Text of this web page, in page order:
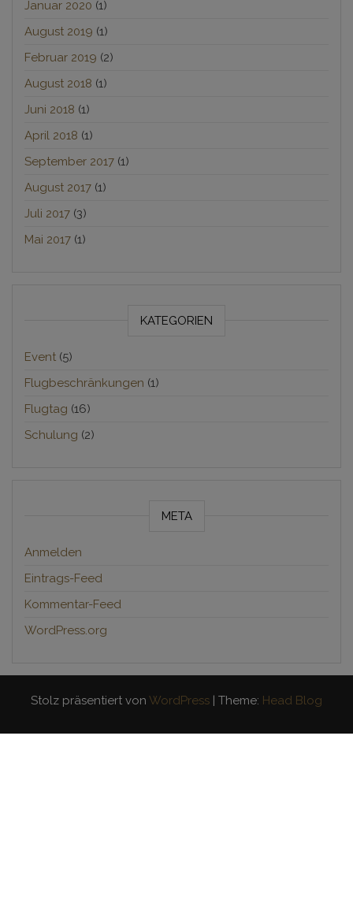
Januar 2020 (1)
August 2019 (1)
Februar 2019 (2)
August 2018 (1)
Juni 2018 (1)
April 2018 (1)
September 2017 (1)
August 2017 (1)
Juli 2017 (3)
Mai 2017 (1)
KATEGORIEN
Event (5)
Flugbeschränkungen (1)
Flugtag (16)
Schulung (2)
META
Anmelden
Eintrags-Feed
Kommentar-Feed
WordPress.org
Stolz präsentiert von WordPress | Theme: Head Blog